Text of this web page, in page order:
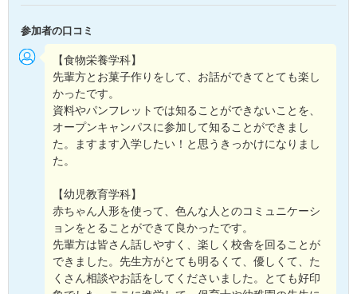
参加者の口コミ
【食物栄養学科】
先輩方とお菓子作りをして、お話ができてとても楽し
かったです。
資料やパンフレットでは知ることができないことを、
オープンキャンパスに参加して知ることができまし
た。ますます入学したい！と思うきっかけになりまし
た。
【幼児教育学科】
赤ちゃん人形を使って、色んな人とのコミュニケーシ
ョンをとることができて良かったです。
先輩方は皆さん話しやすく、楽しく校舎を回ることが
できました。先生方がとても明るくて、優しくて、た
くさん相談やお話をしてくださいました。とても好印